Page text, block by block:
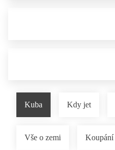
Kuba Kdy jet
Vše o zemi Koupání